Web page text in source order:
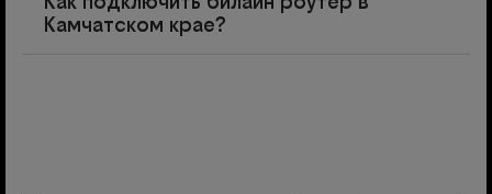
Камчатском крае?